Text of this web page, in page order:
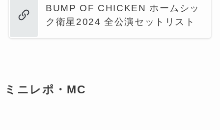
BUMP OF CHICKEN ホームシッ
ク衛星2024 全公演セットリスト
ミニレポ・MC